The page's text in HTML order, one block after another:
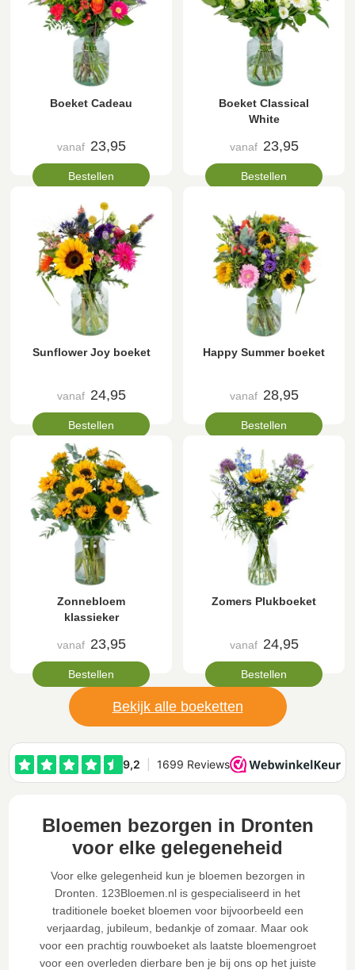
Boeket Cadeau
vanaf 23,95
Bestellen
Boeket Classical
White
vanaf 23,95
Bestellen
Sunflower Joy boeket
vanaf 24,95
Bestellen
Happy Summer boeket
vanaf 28,95
Bestellen
Zonnebloem
klassieker
vanaf 23,95
Bestellen
Zomers Plukboeket
vanaf 24,95
Bestellen
Bekijk alle boeketten
Bloemen bezorgen in Dronten
voor elke gelegeneheid
Voor elke gelegenheid kun je bloemen bezorgen in
Dronten. 123Bloemen.nl is gespecialiseerd in het
traditionele boeket bloemen voor bijvoorbeeld een
verjaardag, jubileum, bedankje of zomaar. Maar ook
voor een prachtig rouwboeket als laatste bloemengroet
voor een overleden dierbare ben je bij ons op het juiste